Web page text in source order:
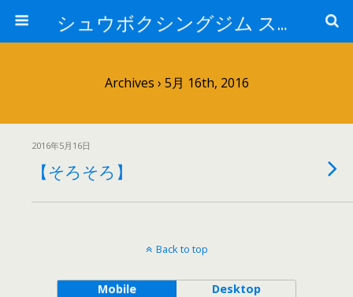
シュウボクシングジム スタッフブログ
Archives › 5月 16th, 2016
2016年5月16日
【そろそろ】
Back to top
Mobile Desktop